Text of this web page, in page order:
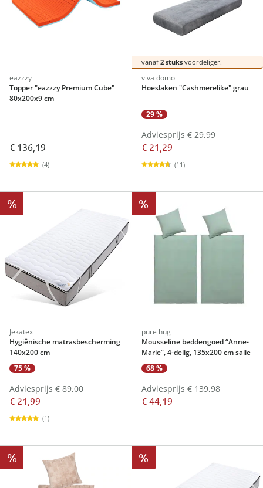
eazzzy
Topper "eazzzy Premium Cube"
80x200x9 cm
€ 136,19
(4)
vanaf 2 stuksvoordeliger!
viva domo
Hoeslaken "Cashmerelike" grau
29 %
€ 21,29
Adviesprijs € 29,99
(11)
%
Jekatex
Hygiënische matrasbescherming
140x200 cm
75 %
€ 21,99
Adviesprijs € 89,00
(1)
%
pure hug
Mousseline beddengoed “Anne-
Marie”, 4-delig, 135x200 cm salie
68 %
€ 44,19
Adviesprijs € 139,98
% %